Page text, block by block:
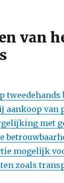
van
tweedehands
aankoop van
met
mogelijk
zoals